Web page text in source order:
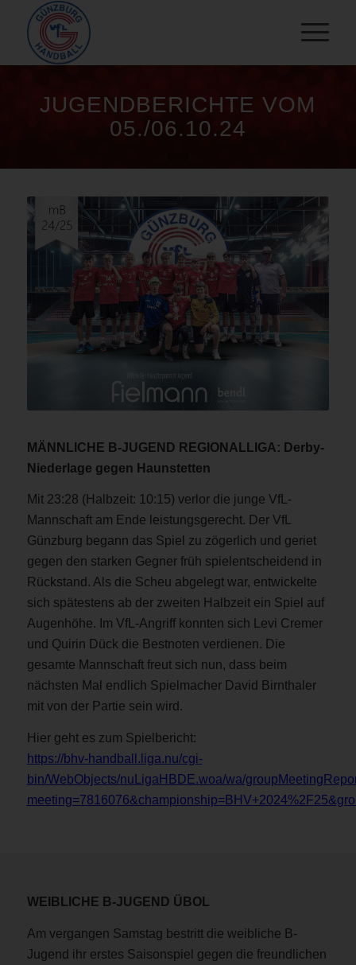
JUGENDBERICHTE VOM
05./06.10.24
MÄNNLICHE B-JUGEND REGIONALLIGA: Derby-
Niederlage gegen Haunstetten
Mit 23:28 (Halbzeit: 10:15) verlor die junge VfL-
Mannschaft am Ende leistungsgerecht. Der VfL
Günzburg begann das Spiel zu zögerlich und geriet
gegen den starken Gegner früh spielentscheidend in
Rückstand. Als die Scheu abgelegt war, entwickelte
sich spätestens ab der zweiten Halbzeit ein Spiel auf
Augenhöhe. Im VfL-Angriff konnten sich Levi Cremer
und Quirin Dück die Bestnoten verdienen. Die
gesamte Mannschaft freut sich nun, dass beim
nächsten Mal endlich Spielmacher David Birnthaler
mit von der Partie sein wird.
Hier geht es zum Spielbericht:
https://bhv-handball.liga.nu/cgi-
bin/WebObjects/nuLigaHBDE.woa/wa/
WEIBLICHE B-JUGEND ÜBOL
Am vergangen Samstag bestritt die weibliche B-
Jugend ihr erstes Saisonspiel gegen die freundlichen